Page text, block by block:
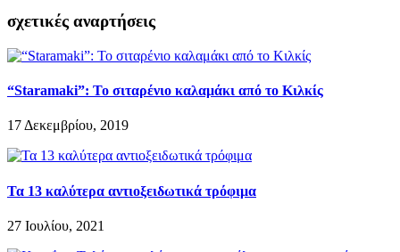
σχετικές αναρτήσεις
“Staramaki”: Το σιταρένιο καλαμάκι από το Κιλκίς
17 Δεκεμβρίου, 2019
Τα 13 καλύτερα αντιοξειδωτικά τρόφιμα
27 Ιουλίου, 2021